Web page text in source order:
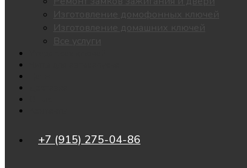
Изготовление домофонных ключей
Изготовление домашних ключей
Все услуги
+7 (915) 275-04-86